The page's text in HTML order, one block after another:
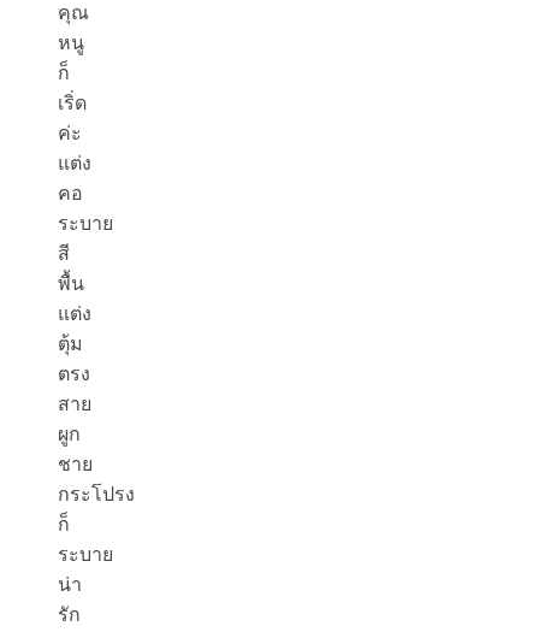
คุณ
หนู
ก็
เริ่ด
ค่ะ
แต่ง
คอ
ระบาย
สี
พื้น
แต่ง
ตุ้ม
ตรง
สาย
ผูก
ชาย
กระโปรง
ก็
ระบาย
น่า
รัก